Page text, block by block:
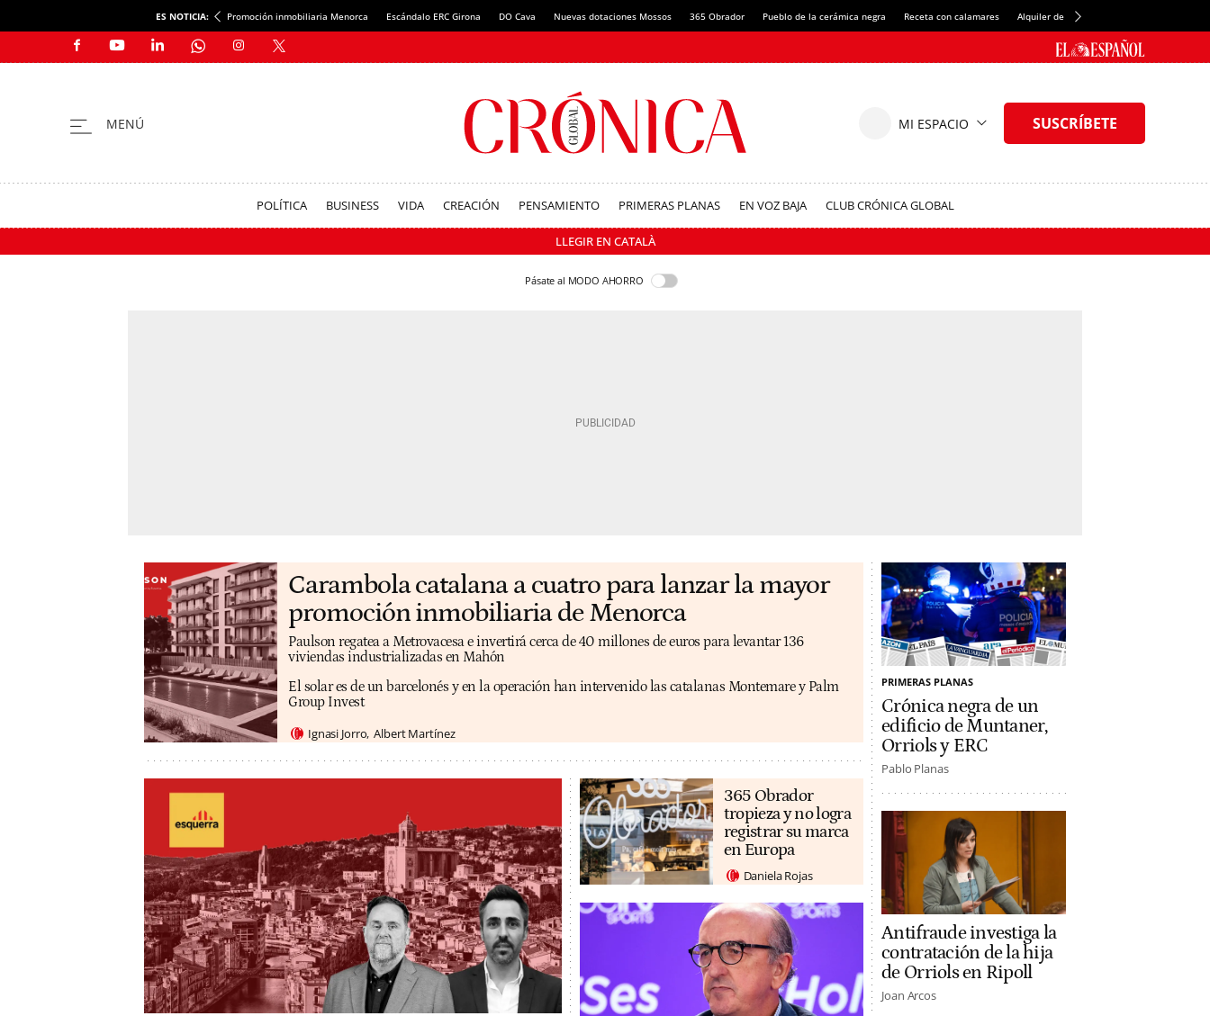
ES NOTICIA: Promoción inmobiliaria Menorca Escándalo ERC Girona DO Cava Nuevas dotaciones Mossos 365 Obrador Pueblo de la cerámica negra Receta con calamares Alquiler de habitaciones en España
POLÍTICA BUSINESS VIDA CREACIÓN PENSAMIENTO PRIMERAS PLANAS EN VOZ BAJA CLUB CRÓNICA GLOBAL
LLEGIR EN CATALÀ
Pásate al MODO AHORRO
Carambola catalana a cuatro para lanzar la mayor
promoción inmobiliaria de Menorca
Paulson regatea a Metrovacesa e invertirá cerca de 40 millones de euros para levantar 136
viviendas industrializadas en Mahón
El solar es de un barcelonés y en la operación han intervenido las catalanas Montemare y Palm
Group Invest
Ignasi Jorro Albert Martínez
365 Obrador
tropieza y no logra
registrar su marca
en Europa
Daniela Rojas
PRIMERAS PLANAS
Crónica negra de un
edificio de Muntaner,
Orriols y ERC
Pablo Planas
Antifraude investiga la
contratación de la hija
de Orriols en Ripoll
Joan Arcos